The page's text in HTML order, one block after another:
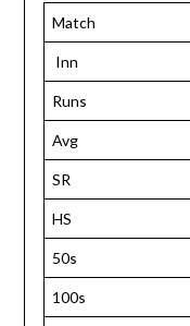
Match
Inn
Runs
Avg
SR
HS
50s
100s